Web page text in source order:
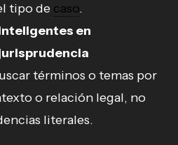
tipo de caso.
en
términos o temas por
o relación legal, no
literales.